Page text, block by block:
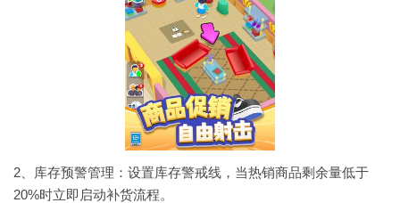
2、库存预警管理：设置库存警戒线，当热销商品剩余量低于
20%时立即启动补货流程。